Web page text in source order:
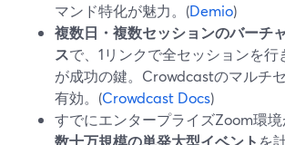
マンド特化が魅力。(Demio)
複数日・複数セッションのバーチ
スで、1リンクで全セッションを行
が成功の鍵。Crowdcastのマルチ
有効。(Crowdcast Docs)
すでにエンタープライズZoom環境
数十万規模の単発大型イベント を